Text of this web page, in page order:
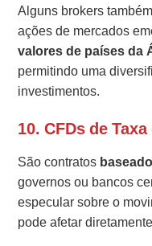
Alguns brokers
ações de mercados
valores de países da
permitindo uma
investimentos.
10. CFDs de
São contratos
governos ou bancos
especular sobre o
pode afetar